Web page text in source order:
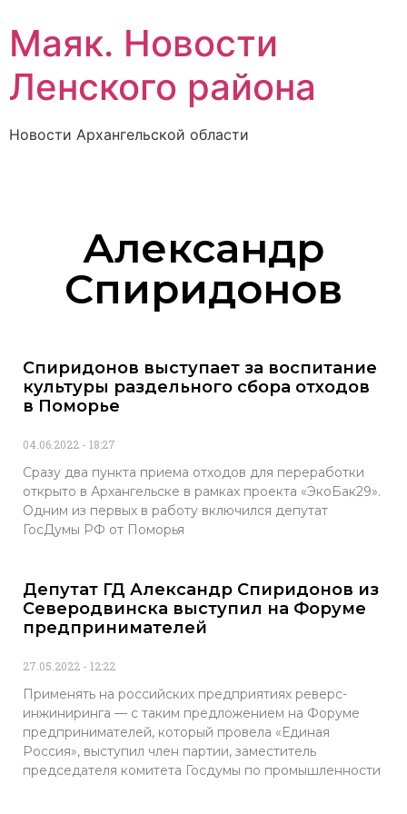
Маяк. Новости
Ленского района
Новости Архангельской области
Александр
Спиридонов
Спиридонов выступает за воспитание
культуры раздельного сбора отходов
в Поморье
04.06.2022 18:27
Сразу два пункта приема отходов для переработки
открыто в Архангельске в рамках проекта «ЭкоБак29».
Одним из первых в работу включился депутат
ГосДумы РФ от Поморья
Депутат ГД Александр Спиридонов из
Северодвинска выступил на Форуме
предпринимателей
27.05.2022 12:22
Применять на российских предприятиях реверс-
инжиниринга — с таким предложением на Форуме
предпринимателей, который провела «Единая
Россия», выступил член партии, заместитель
председателя комитета Госдумы по промышленности